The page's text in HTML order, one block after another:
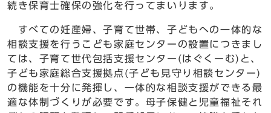
続き保育士確保の強化を行ってまいります。
すべての妊産婦、子育て世帯、子どもへの一体的な
相談支援を行うこども家庭センターの設置につきまし
ては、子育て世代包括支援センター(はぐくーむ)と、
子ども家庭総合支援拠点(子ども見守り相談センター)
の機能を十分に発揮し、一体的な相談支援ができる最
適な体制づくりが必要です。母子保健と児童福祉それ